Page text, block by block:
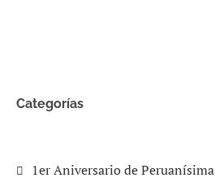
Categorías
1er Aniversario de Peruanísima